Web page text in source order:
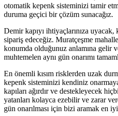
otomatik kepenk sisteminizi tamir
duruma geçici bir çözüm sunacağız.
Demir kapıyı ihtiyaçlarınıza uyacak,
sipariş edeceğiz. Muratçeşme
konumda olduğunuz anlamına gelir
muhtemelen aynı gün onarımı
En önemli kısım risklerden uzak
kepenk sisteminizi kendiniz
kapıları ağırdır ve destekleyecek
yatanları kolayca ezebilir ve zarar
gün onarılması için bizi aramak en